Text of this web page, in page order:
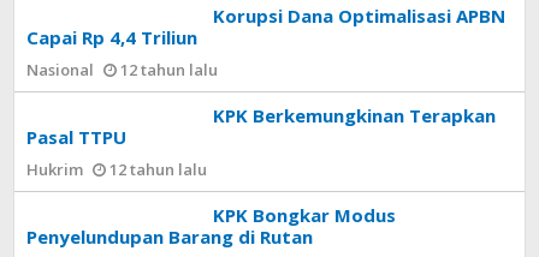
Korupsi Dana Optimalisasi APBN
Capai Rp 4,4 Triliun
Nasional 12 tahun lalu
KPK Berkemungkinan Terapkan
Pasal TTPU
Hukrim 12 tahun lalu
KPK Bongkar Modus
Penyelundupan Barang di Rutan